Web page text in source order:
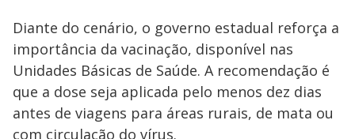
Diante do cenário, o governo estadual reforça a
importância da vacinação, disponível nas
Unidades Básicas de Saúde. A recomendação é
que a dose seja aplicada pelo menos dez dias
antes de viagens para áreas rurais, de mata ou
com circulação do vírus.